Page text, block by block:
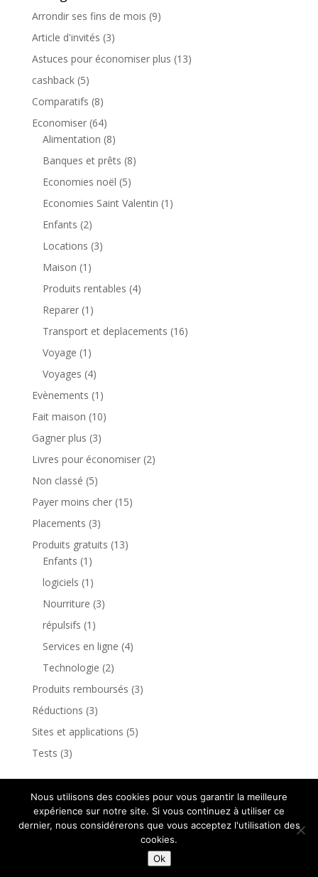
Arrondir ses fins de mois (9)
Article d'invités (3)
Astuces pour économiser plus (13)
cashback(5)
Comparatifs (8)
Economiser(64)
Alimentation (8)
Banques et prêts (8)
Economies noël (5)
Economies Saint Valentin (1)
Enfants (2)
Locations (3)
Maison (1)
Produits rentables (4)
Reparer(1)
Transport et deplacements (16)
Voyage (1)
Voyages (4)
Evènements (1)
Fait maison (10)
Gagner plus (3)
Livres pour économiser(2)
Non classé (5)
Payer moins cher(15)
Placements (3)
Produits gratuits (13)
Enfants (1)
logiciels (1)
Nourriture (3)
répulsifs (1)
Services en ligne (4)
Technologie (2)
Produits remboursés (3)
Réductions (3)
Sites et applications (5)
Tests (3)
Elegant Themes
WordPress
Nous utilisons des cookies pour vous garantir la meilleure
expérience sur notre site. Si vous continuez à utiliser ce
dernier, nous considérerons que vous acceptez l'utilisation des
cookies.
Ok